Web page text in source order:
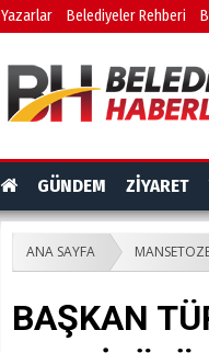
Yazarlar Belediyeler Rehberi
GÜNDEM ZİYARET
ANA SAYFA
BAŞKAN